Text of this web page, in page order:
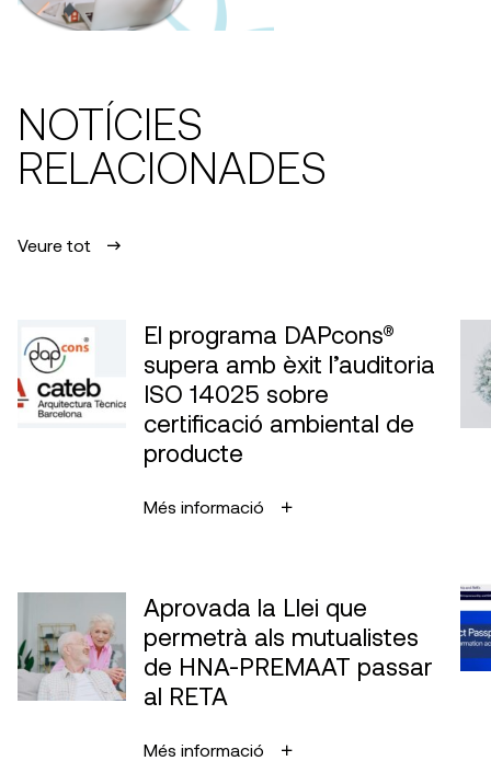
NOTÍCIES
RELACIONADES
Veure tot
El programa DAPcons®
supera amb èxit l’auditoria
ISO 14025 sobre
certificació ambiental de
producte
Més informació
Aprovada la Llei que
permetrà als mutualistes
de HNA-PREMAAT passar
al RETA
Més informació